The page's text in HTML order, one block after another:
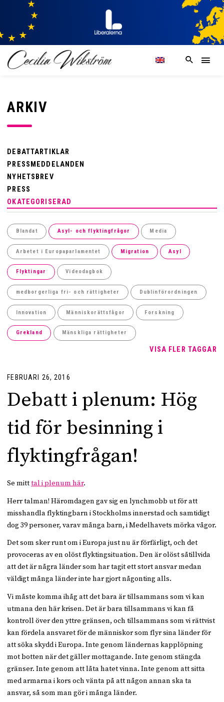
ARKIV
DEBATTARTIKLAR
PRESSMEDDELANDEN
NYHETSBREV
PRESS
OKATEGORISERAD
Blandat Asyl- och flyktingfrågor Media
Arbetet i Europaparlamentet Migration Asyl
Flyktingar Videodagbok
medborgerliga fri- och rättigheter Dublinförordningen
Innovation Människorättsfågor Forskning
Grekland Mänskliga rättigheter
VISA FLER TAGGAR
FEBRUARI 26, 2016
Debatt i plenum: Hög
tid för besinning i
flyktingfrågan!
Se mitttal i plenum här.
Herr talman! Häromdagen gav sig en lynchmobb ut för att
misshandla flyktingbarn i Stockholms innerstad och samtidigt
dog 39 personer, varav många barn, i Medelhavets mörka vågor.
Det som sker runt om i Europa just nu är förfärligt, och det
provoceras av en olöst flyktingsituation. Den är olöst såtillvida
att det är några länder som har tagit ett stort ansvar medan
väldigt många länder inte har gjort någonting alls.
Vi måste komma ihåg att det bara är tillsammans som vi kan
utmana den här krisen. Det är bara tillsammans vi kan få
kontroll över den yttre gränsen, och tillsammans som vi rättvist
kan fördela ansvaret för de människor som flyr sina länder för
att söka skydd i Europa. Inte genom ländernas kapplöpning
mot botten när det gäller mottagande. Inte genom stängda
gränser. Inte genom att låta hatet vinna. Inte genom att sitta
med armarna i kors och vänta på att någon annan ska ta
ansvar, så som man gör i många länder.